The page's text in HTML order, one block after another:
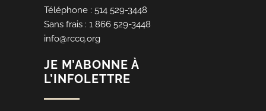
Téléphone : 514 529-3448
Sans frais : 1 866 529-3448
info@rccq.org
JE M’ABONNE À
L’INFOLETTRE